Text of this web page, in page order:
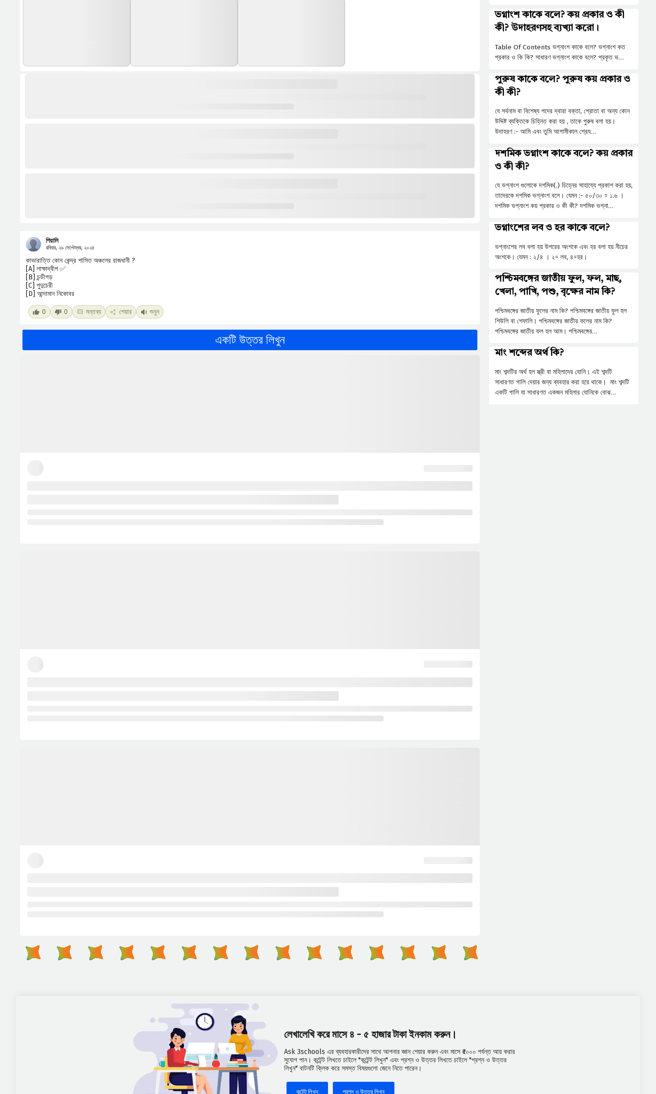
পিয়ালি
রবিবার, ২৯ সেপ্টেম্বর, ২০২৪
কাভারাত্তি কোন কেন্দ্র শাসিত অঞ্চলের রাজধানী ?
[A] লাক্ষাদ্বীপ ✅
[B] চন্ডীগড়
[C] পুদুচেরী
[D] আন্দামান নিকোবর
0 0 মন্তব্য শেয়ার শুনুন
একটি উত্তর লিখুন
ভগ্নাংশ কাকে বলে? কয় প্রকার ও কী
কী? উদাহরণসহ ব্যখ্যা করো।
Table Of Contents ভগ্নাংশ কাকে বলে? ভগ্নাংশ কত
প্রকার ও কি কি? সাধারণ ভগ্নাংশ কাকে বলে? প্রকৃত ভ…
পুরুষ কাকে বলে? পুরুষ কয় প্রকার ও
কী কী?
যে সর্বনাম বা বিশেষ্য পদের দ্বারা বক্তা, শ্রোতা বা অন্য কোন
উদ্দিষ্ট ব্যক্তিকে চিহ্নিত করা হয় , তাকে পুরুষ বলা হয়।
উদাহরণ :- আমি এবং তুমি আগামীকাল শ্রেয…
দশমিক ভগ্নাংশ কাকে বলে? কয় প্রকার
ও কী কী?
যে ভগ্নাংশ গুলোকে দশমিক(.) চিহ্নের সাহায্যে প্রকাশ করা হয়,
তাদেরকে দশমিক ভগ্নাংশ বলে। যেমন :- ৫০/৩০ = ১.৬ ।
দশমিক ভগ্নাংশ কয় প্রকার ও কী কী? দশমিক ভগ্না…
ভগ্নাংশের লব ও হর কাকে বলে?
ভগ্নাংশের লব বলা হয় উপরের অংশকে এবং হর বলা হয় নীচের
অংশকে। যেমন : ২/৪ । ২= লব, ৪=হর।
পশ্চিমবঙ্গের জাতীয় ফুল, ফল, মাছ,
খেলা, পাখি, পশু, বৃক্ষের নাম কি?
পশ্চিমবঙ্গের জাতীয় ফুলের নাম কি? পশ্চিমবঙ্গের জাতীয় ফুল হল
শিউলি বা শেফালি। পশ্চিমবঙ্গের জাতীয় ফলের নাম কি?
পশ্চিমবঙ্গের জাতীয় ফল হল আম। পশ্চিমবঙ্গের…
মাং শব্দের অর্থ কি?
মাং শব্দটির অর্থ হল স্ত্রী বা মহিলাদের যোনি। এই শব্দটি
সাধারণত গালি দেয়ার জন্য ব্যবহার করা হয়ে থাকে। মাং শব্দটি
একটি গালি যা সাধারণত একজন মহিলার যোনিকে বোঝ…
লেখালেখি করে মাসে ৪ - ৫ হাজার টাকা ইনকাম করুন।
Ask 3schools এর ব্যবহারকারীদের সাথে আপনার জ্ঞান শেয়ার করুন এবং মাসে ₹৫০০০ পর্যন্ত আয় করার
সুযোগ পান। কন্টেন্ট লিখতে চাইলে "কন্টেন্ট লিখুন" এবং প্রশ্ন ও উত্তর লিখতে চাইলে "প্রশ্ন ও উত্তর
লিখুন" বাটনটি ক্লিক করে সমস্ত বিষয়গুলো জেনে নিতে পারেন।
কন্টেন্ট লিখুন প্রশ্ন ও উত্তর লিখুন